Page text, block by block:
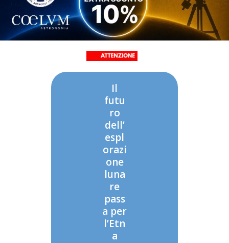
Il
futu
ro
dell’
espl
orazi
one
luna
re
pass
a per
l’Etn
a